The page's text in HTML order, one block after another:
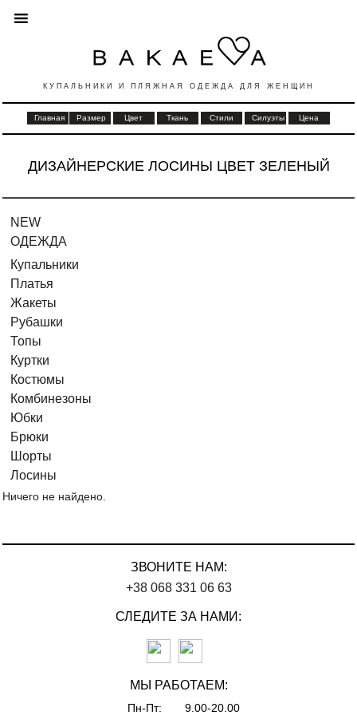
КУПАЛЬНИКИ И ПЛЯЖНАЯ ОДЕЖДА ДЛЯ ЖЕНЩИН
Главная Размер Цвет Ткань Стили Силуэты Цена
ДИЗАЙНЕРСКИЕ ЛОСИНЫ ЦВЕТ ЗЕЛЕНЫЙ
NEW
ОДЕЖДА
Купальники
Платья
Жакеты
Рубашки
Топы
Куртки
Костюмы
Комбинезоны
Юбки
Брюки
Шорты
Лосины
Ничего не найдено.
ЗВОНИТЕ НАМ:
+38 068 331 06 63
СЛЕДИТЕ ЗА НАМИ:
МЫ РАБОТАЕМ:
Пн-Пт: 9.00-20.00